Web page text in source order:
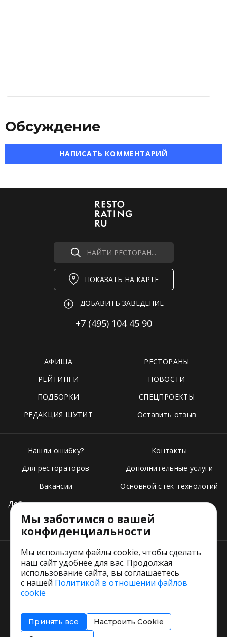
Обсуждение
НАПИСАТЬ КОММЕНТАРИЙ
НАЙТИ РЕСТОРАН...
ПОКАЗАТЬ НА КАРТЕ
ДОБАВИТЬ ЗАВЕДЕНИЕ
+7 (495) 104 45 90
АФИША
РЕСТОРАНЫ
РЕЙТИНГИ
НОВОСТИ
ПОДБОРКИ
СПЕЦПРОЕКТЫ
РЕДАКЦИЯ ШУТИТ
Оставить отзыв
Нашли ошибку?
Для рестораторов
Вакансии
Добавить свое заведение
Тарифы
Контакты
Дополнительные услуги
Основной стек технологий
Пользовательское соглашение
Соглашение об информировании
Мы заботимся о вашей
конфиденциальности
Мы используем файлы cookie, чтобы сделать
наш сайт удобнее для вас. Продолжая
использование сайта, вы соглашаетесь
с нашей Политикой в отношении файлов
cookie
Принять все
Настроить Cookie